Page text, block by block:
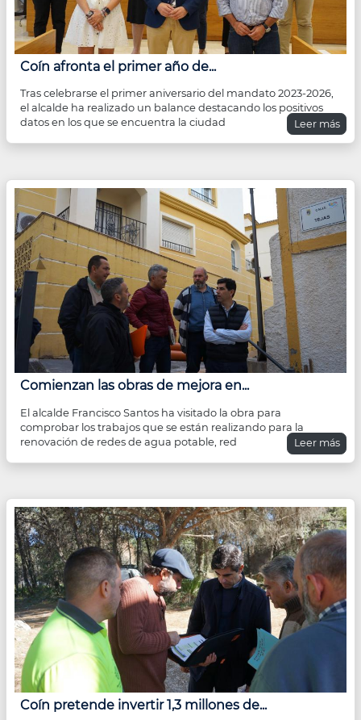
Coín afronta el primer año de...
Tras celebrarse el primer aniversario del mandato 2023-2026,
el alcalde ha realizado un balance destacando los positivos
datos en los que se encuentra la ciudad
Leer más
Comienzan las obras de mejora en...
El alcalde Francisco Santos ha visitado la obra para
comprobar los trabajos que se están realizando para la
renovación de redes de agua potable, red
Leer más
Coín pretende invertir 1,3 millones de...